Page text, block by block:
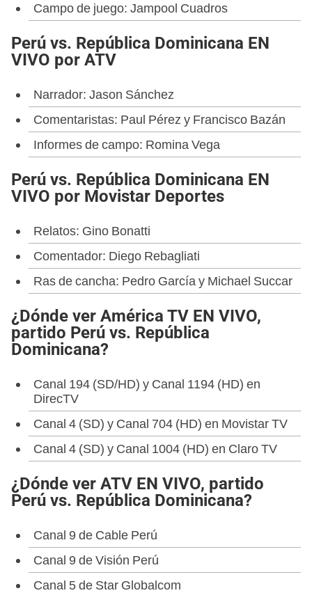
Campo de juego: Jampool Cuadros
Perú vs. República Dominicana EN
VIVO por ATV
Narrador: Jason Sánchez
Comentaristas: Paul Pérez y Francisco Bazán
Informes de campo: Romina Vega
Perú vs. República Dominicana EN
VIVO por Movistar Deportes
Relatos: Gino Bonatti
Comentador: Diego Rebagliati
Ras de cancha: Pedro García y Michael Succar
¿Dónde ver América TV EN VIVO,
partido Perú vs. República
Dominicana?
Canal 194 (SD/HD) y Canal 1194 (HD) en
DirecTV
Canal 4 (SD) y Canal 704 (HD) en Movistar TV
Canal 4 (SD) y Canal 1004 (HD) en Claro TV
¿Dónde ver ATV EN VIVO, partido
Perú vs. República Dominicana?
Canal 9 de Cable Perú
Canal 9 de Visión Perú
Canal 5 de Star Globalcom